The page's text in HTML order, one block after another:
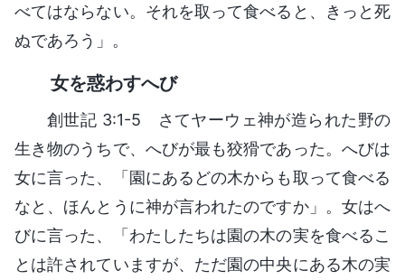
べてはならない。それを取って食べると、きっと死
ぬであろう」。
女を惑わすへび
創世記 3:1-5 さてヤーウェ神が造られた野の
生き物のうちで、へびが最も狡猾であった。へびは
女に言った、「園にあるどの木からも取って食べる
なと、ほんとうに神が言われたのですか」。女はへ
びに言った、「わたしたちは園の木の実を食べるこ
とは許されていますが、ただ園の中央にある木の実